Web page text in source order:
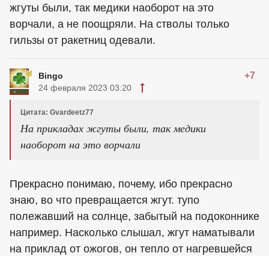
жгуты были, так медики наоборот на это
ворчали, а не поощряли. На стволы только
гильзы от ракетниц одевали.
Bingo +7
24 февраля 2023 03:20
Цитата: Gvardeetz77
На прикладах жгуты были, так медики
наоборот на это ворчали
Прекрасно понимаю, почему, ибо прекрасно
знаю, во что превращается жгут. тупо
полежавший на солнце, забытый на подоконнике
например. Насколько слышал, жгут наматывали
на приклад от ожогов, он тепло от нагревшейся